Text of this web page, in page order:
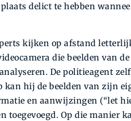
delict te hebben
kijken op afstand
die beelden van
De politieagent
hij de beelden van zijn
en aanwijzingen (“let
toegevoegd. Op die manier